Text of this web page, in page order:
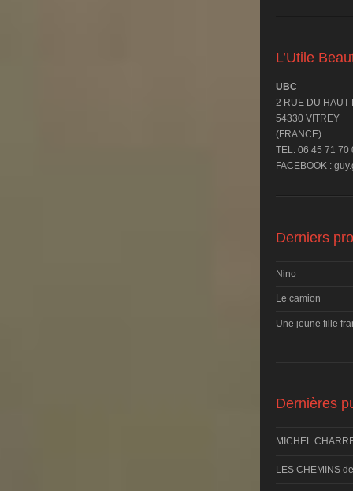
L’Utile
UBC
2 RUE DU HAUT
54330 VITREY
(FRANCE)
TEL: 06 45 71 70
FACEBOOK :
Derniers
Nino
Le camion
Une jeune fille
Dernières
MICHEL
LES CHEMINS